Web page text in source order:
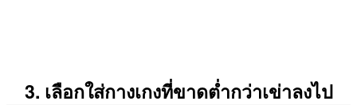
3. เลือกใส่กางเกงที่ขาดต่ำกว่าเข่าลงไป